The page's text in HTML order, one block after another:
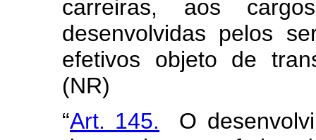
carreiras, aos
desenvolvidas pelos
efetivos objeto de
(NR)
“Art. 145. O